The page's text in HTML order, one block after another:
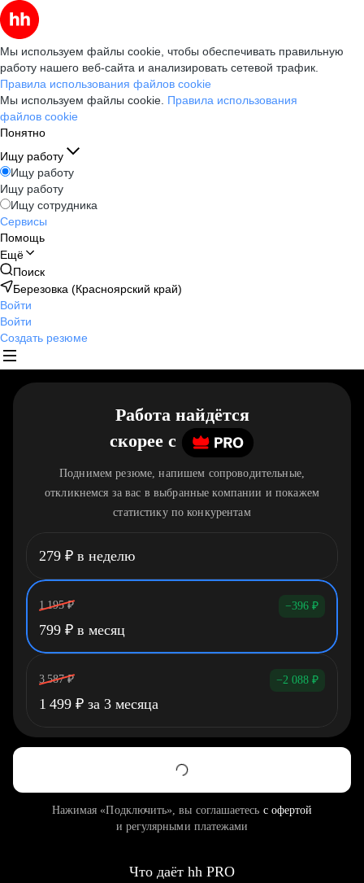
Мы используем файлы cookie, чтобы обеспечивать правильную
работу нашего веб-сайта и анализировать сетевой трафик.
Правила использования файлов cookie
Мы используем файлы cookie. Правила использования
файлов cookie
Понятно
Ищу работу
Ищу работу
Ищу работу
Ищу сотрудника
Сервисы
Помощь
Ещё
Поиск
Березовка (Красноярский край)
Войти
Войти
Создать резюме
Работа найдётся
скорее c
Поднимем резюме, напишем сопроводительные,
откликнемся за вас в выбранные компании и покажем
статистику по конкурентам
279 ₽ в неделю
1 195 ₽ −396 ₽
799 ₽ в месяц
3 587 ₽ −2 088 ₽
1 499 ₽ за 3 месяца
Нажимая «Подключить», вы соглашаетесь с офертой
и регулярными платежами
Что даёт hh PRO